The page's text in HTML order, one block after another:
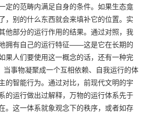
定的范畴内满足自身的条件。如果生态龛
，别的什么东西就会来填补它的位置。实
他部分的运行作用的结果。通过对照，我
拥有自己的运行特征——这是它在长期的
果人们要使用这一概念的话，还有一种完
当事物凝聚成一个互相依赖、自我运行的体
的智能行为。通过对比，前现代文明的宇
的运行做出过解释，万物的运行体系先于
。这一体系就象观念下的秩序，或者如存